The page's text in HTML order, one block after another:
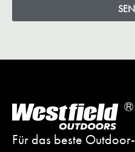
Für das beste